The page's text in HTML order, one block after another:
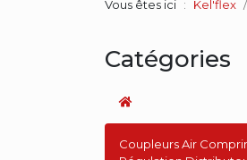
Vous êtes ici Kel'flex
Catégories
Coupleurs Air